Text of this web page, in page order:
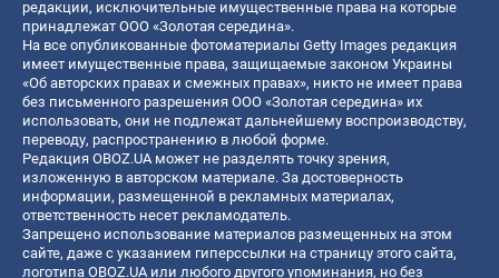
редакции, исключительные имущественные права на которые
принадлежат ООО «Золотая середина».
На все опубликованные фотоматериалы Getty Images редакция
имеет имущественные права, защищаемые законом Украины
«Об авторских правах и смежных правах», никто не имеет права
без письменного разрешения ООО «Золотая середина» их
использовать, они не подлежат дальнейшему воспроизводству,
переводу, распространению в любой форме.
Редакция OBOZ.UA может не разделять точку зрения,
изложенную в авторском материале. За достоверность
информации, размещенной в рекламных материалах,
ответственность несет рекламодатель.
Запрещено использование материалов размещенных на этом
сайте, даже с указанием гиперссылки на страницу этого сайта,
логотипа OBOZ.UA или любого другого упоминания, но без